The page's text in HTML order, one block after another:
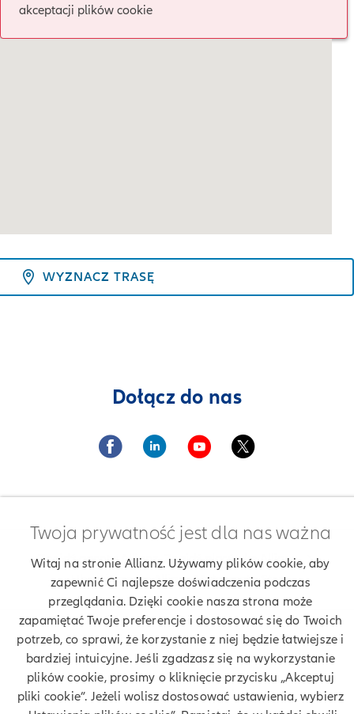
akceptacji plików cookie
WYZNACZ TRASĘ
Dołącz do nas
Twoje dane
Polityka prywatności
Znajdź agenta Allianz. Znajdź placówkę Allianz
Ubezpieczenia Allianz Małgorzata Stec
Twoja prywatność jest dla nas ważna
Witaj na stronie Allianz. Używamy plików cookie, aby
zapewnić Ci najlepsze doświadczenia podczas
przeglądania. Dzięki cookie nasza strona może
zapamiętać Twoje preferencje i dostosować się do Twoich
potrzeb, co sprawi, że korzystanie z niej będzie łatwiejsze i
bardziej intuicyjne. Jeśli zgadzasz się na wykorzystanie
plików cookie, prosimy o kliknięcie przycisku „Akceptuj
pliki cookie”. Jeżeli wolisz dostosować ustawienia, wybierz